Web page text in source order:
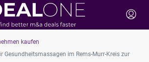
kaufen
Gesundheitsmassagen im Rems-Murr-Kreis zur